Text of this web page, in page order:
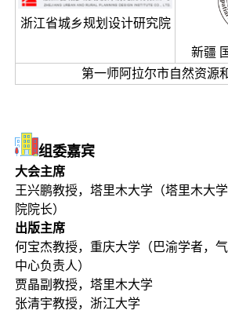
浙江省城乡规划设计研究院
新疆
第一师阿拉尔市自然资源
组委嘉宾
大会主席
王兴鹏教授，塔里木大学（塔里木大
院院长）
出版主席
何宝杰教授，重庆大学（巴渝学者，
中心负责人）
贾晶副教授，塔里木大学
张清宇教授，浙江大学